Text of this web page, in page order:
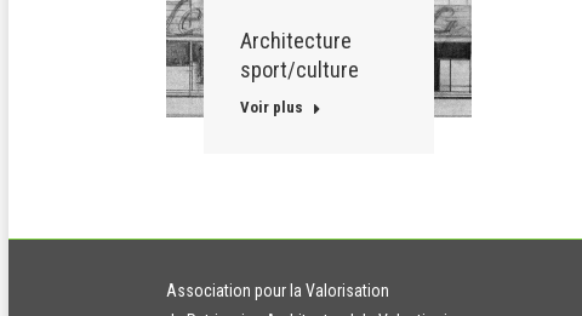
Architecture
sport/culture
Voir plus
Association pour la Valorisation